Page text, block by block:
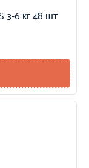
3-6 кг 48 шт